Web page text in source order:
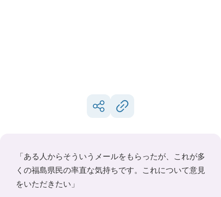
「ある人からそういうメールをもらったが、これが多
くの福島県民の率直な気持ちです。これについて意見
をいただきたい」